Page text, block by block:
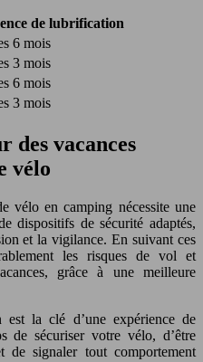
de lubrification
6 mois
3 mois
6 mois
3 mois
des vacances
vélo
vélo en camping nécessite une
dispositifs de sécurité adaptés,
et la vigilance. En suivant ces
les risques de vol et
grâce à une meilleure
est la clé d’une expérience de
de sécuriser votre vélo, d’être
de signaler tout comportement